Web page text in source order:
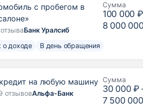
с пробегом в
Банк Уралсиб
Сумма
100 000 ₽
8 000
о доходе В день обращения
на любую машину
отзывовАльфа-Банк
Сумма
30 000 ₽
7 500